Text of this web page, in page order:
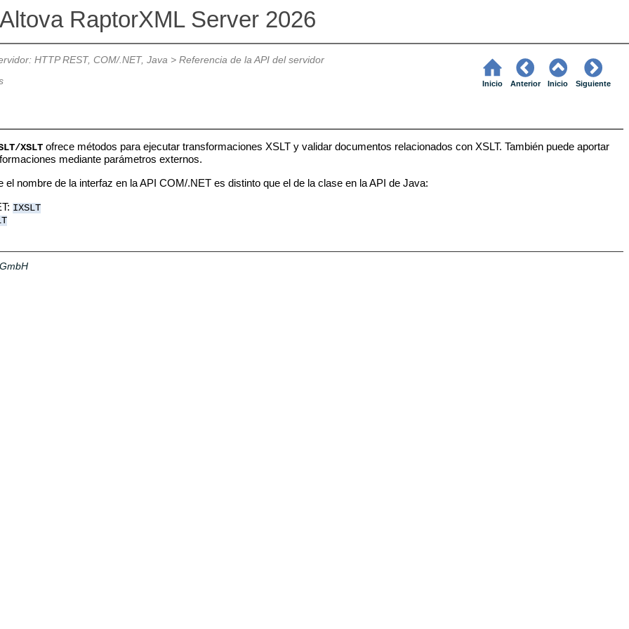
Altova RaptorXML Server 2026
HTTP REST, COM/.NET, Java> Referencia de la API del servidor
Inicio Anterior Inicio Siguiente
XSLTofrece métodos para ejecutar transformaciones XSLT y validar documentos relacionados con XSLT. También puede aportar
mediante parámetros externos.
el nombre de la interfaz en la API COM/.NET es distinto que el de la clase en la API de Java:
IXSLT